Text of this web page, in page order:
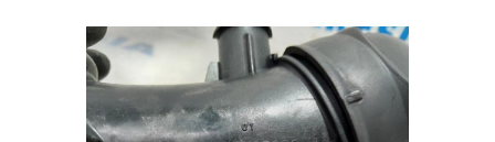
Zylinderkopf
Zündspule
Ölwanne